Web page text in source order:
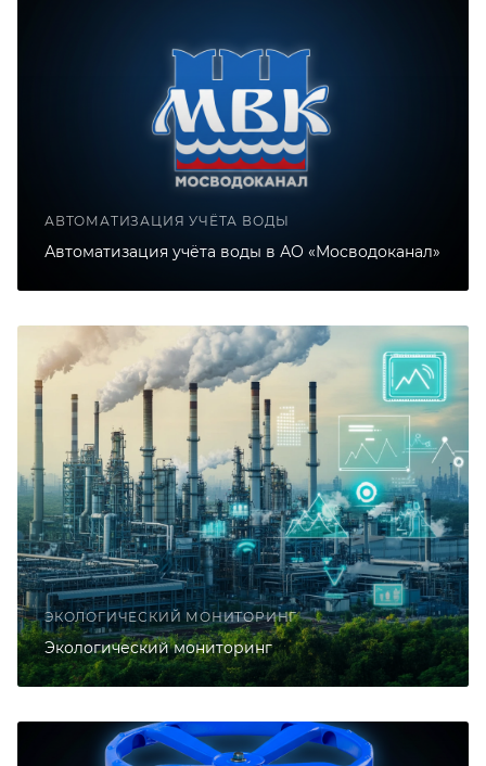
АВТОМАТИЗАЦИЯ УЧЁТА ВОДЫ
Автоматизация учёта воды в АО «Мосводоканал»
ЭКОЛОГИЧЕСКИЙ МОНИТОРИНГ
Экологический мониторинг